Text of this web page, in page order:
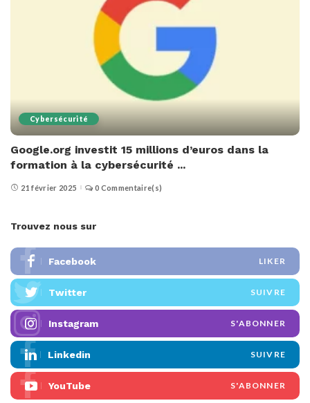
Cybersécurité
Google.org investit 15 millions d’euros dans la
formation à la cybersécurité ...
21 février 2025 0 Commentaire(s)
Trouvez nous sur
Facebook LIKER
Twitter SUIVRE
Instagram S'ABONNER
Linkedin SUIVRE
YouTube S'ABONNER